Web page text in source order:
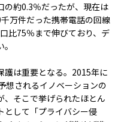
の約0.3％だったが、現在は
万件だった携帯電話の回線
比75％まで伸びており、デ
護は重要となる。2015年に
想されるイノベーションの
、そこで挙げられたほとん
として「プライバシー侵